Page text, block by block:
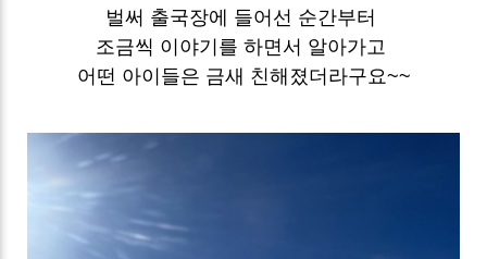
벌써 출국장에 들어선 순간부터
조금씩 이야기를 하면서 알아가고
어떤 아이들은 금새 친해졌더라구요~~